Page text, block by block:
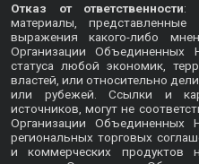
Отказ от ответственности:
материалы,
выражения какого-либо
Организации Объединенных
статуса любой экономик,
властей, или относительно
или рубежей. Ссылки и
источников, могут не
Организации Объединенных
региональных торговых
и коммерческих продуктов